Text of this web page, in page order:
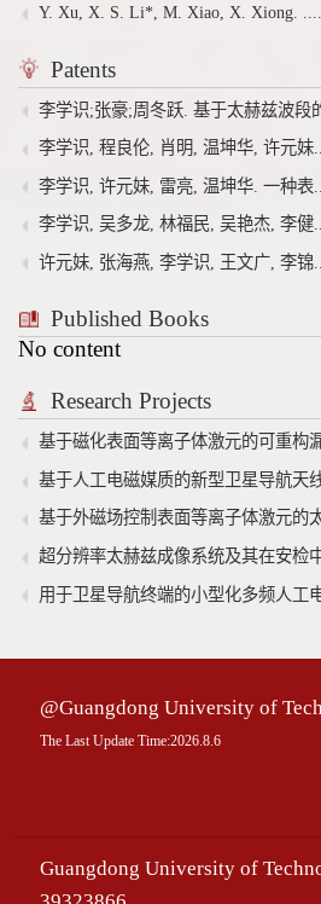
Y. Xu, X. S. Li*, M. Xiao, X. Xiong. ....
Patents
李学识;张豪;周冬跃. 基于太赫兹波段
李学识, 程良伦, 肖明, 温坤华, 许元妹
李学识, 许元妹, 雷亮, 温坤华. 一种表...
李学识, 吴多龙, 林福民, 吴艳杰, 李健...
许元妹, 张海燕, 李学识, 王文广, 李锦...
Published Books
No content
Research Projects
基于磁化表面等离子体激元的可重构
基于人工电磁媒质的新型卫星导航天线
基于外磁场控制表面等离子体激元的
超分辨率太赫兹成像系统及其在安检中
用于卫星导航终端的小型化多频人工电
@Guangdong University of
The Last Update Time:2026.8.6
Guangdong University of